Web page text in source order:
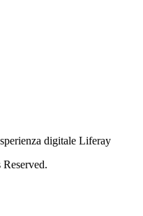
digitale Liferay